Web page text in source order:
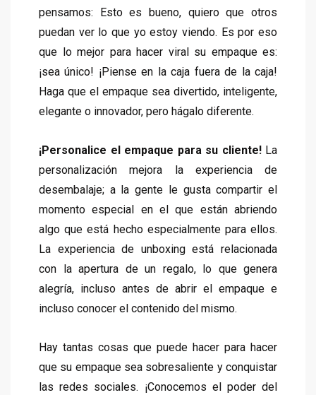
pensamos: Esto es bueno, quiero que otros
puedan ver lo que yo estoy viendo. Es por eso
que lo mejor para hacer viral su empaque es:
¡sea único! ¡Piense en la caja fuera de la caja!
Haga que el empaque sea divertido, inteligente,
elegante o innovador, pero hágalo diferente.
¡Personalice el empaque para su cliente!La
personalización mejora la experiencia de
desembalaje; a la gente le gusta compartir el
momento especial en el que están abriendo
algo que está hecho especialmente para ellos.
La experiencia de unboxing está relacionada
con la apertura de un regalo, lo que genera
alegría, incluso antes de abrir el empaque e
incluso conocer el contenido del mismo.
Hay tantas cosas que puede hacer para hacer
que su empaque sea sobresaliente y conquistar
las redes sociales. ¡Conocemos el poder del